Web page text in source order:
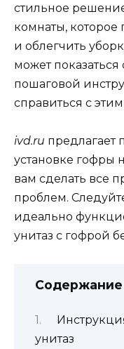
стильное
комнаты, которое
и облегчить
может
пошаговой
справиться с
ivd.ru предлагает
установке гофры
вам сделать все
проблем.
идеально
унитаз с гофрой
Содержание
унитаз